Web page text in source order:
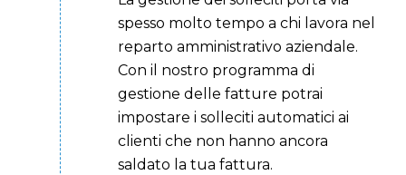
spesso molto tempo a chi lavora nel
reparto amministrativo aziendale.
Con il nostro programma di
gestione delle fatture potrai
impostare i solleciti automatici ai
clienti che non hanno ancora
saldato la tua fattura.